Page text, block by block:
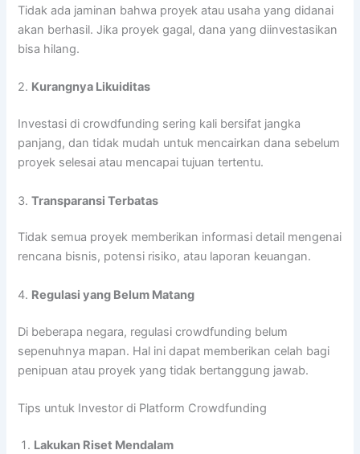
Tidak ada jaminan bahwa proyek atau usaha yang didanai
akan berhasil. Jika proyek gagal, dana yang diinvestasikan
bisa hilang.
2. Kurangnya Likuiditas
Investasi di crowdfunding sering kali bersifat jangka
panjang, dan tidak mudah untuk mencairkan dana sebelum
proyek selesai atau mencapai tujuan tertentu.
3.Transparansi Terbatas
Tidak semua proyek memberikan informasi detail mengenai
rencana bisnis, potensi risiko, atau laporan keuangan.
4. Regulasi yang Belum Matang
Di beberapa negara, regulasi crowdfunding belum
sepenuhnya mapan. Hal ini dapat memberikan celah bagi
penipuan atau proyek yang tidak bertanggung jawab.
Tips untuk Investor di Platform Crowdfunding
Lakukan Riset Mendalam